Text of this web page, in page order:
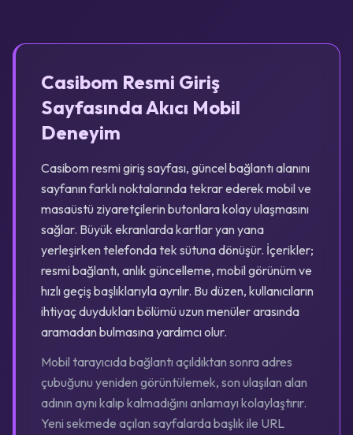
Casibom Resmi Giriş
Sayfasında Akıcı Mobil
Deneyim
Casibom resmi giriş sayfası, güncel bağlantı alanını
sayfanın farklı noktalarında tekrar ederek mobil ve
masaüstü ziyaretçilerin butonlara kolay ulaşmasını
sağlar. Büyük ekranlarda kartlar yan yana
yerleşirken telefonda tek sütuna dönüşür. İçerikler;
resmi bağlantı, anlık güncelleme, mobil görünüm ve
hızlı geçiş başlıklarıyla ayrılır. Bu düzen, kullanıcıların
ihtiyaç duydukları bölümü uzun menüler arasında
aramadan bulmasına yardımcı olur.
Mobil tarayıcıda bağlantı açıldıktan sonra adres
çubuğunu yeniden görüntülemek, son ulaşılan alan
adının aynı kalıp kalmadığını anlamayı kolaylaştırır.
Yeni sekmede açılan sayfalarda başlık ile URL